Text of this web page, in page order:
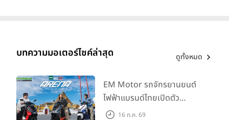
บทความมอเตอร์ไซค์ล่าสุด ดูทั้งหมด
EM Motor รถจักรยานยนต์
ไฟฟ้าแบรนด์ไทยเปิดตัว
ARENA ที่มาในราคาพิเศษ
16 ก.ค. 69